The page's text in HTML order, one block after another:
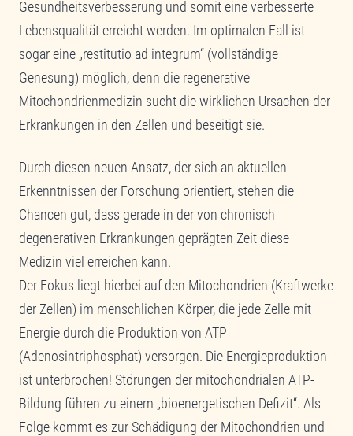
Gesundheitsverbesserung und somit eine verbesserte
Lebensqualität erreicht werden. Im optimalen Fall ist
sogar eine „restitutio ad integrum“ (vollständige
Genesung) möglich, denn die regenerative
Mitochondrienmedizin sucht die wirklichen Ursachen der
Erkrankungen in den Zellen und beseitigt sie.
Durch diesen neuen Ansatz, der sich an aktuellen
Erkenntnissen der Forschung orientiert, stehen die
Chancen gut, dass gerade in der von chronisch
degenerativen Erkrankungen geprägten Zeit diese
Medizin viel erreichen kann.
Der Fokus liegt hierbei auf den Mitochondrien (Kraftwerke
der Zellen) im menschlichen Körper, die jede Zelle mit
Energie durch die Produktion von ATP
(Adenosintriphosphat) versorgen. Die Energieproduktion
ist unterbrochen! Störungen der mitochondrialen ATP-
Bildung führen zu einem „bioenergetischen Defizit“. Als
Folge kommt es zur Schädigung der Mitochondrien und